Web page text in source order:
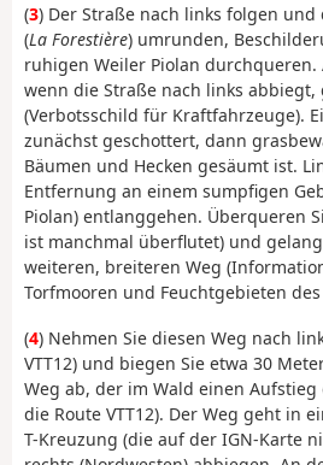
(3) Der Straße nach links folgen und
(La Forestière) umrunden,
ruhigen Weiler Piolan durchqueren.
wenn die Straße nach links
(Verbotsschild für Kraftfahrzeuge).
zunächst geschottert, dann
Bäumen und Hecken gesäumt ist.
Entfernung an einem sumpfigen
Piolan) entlanggehen. Überqueren
ist manchmal überflutet) und
weiteren, breiteren Weg
Torfmooren und Feuchtgebieten des
(4) Nehmen Sie diesen Weg nach
VTT12) und biegen Sie etwa 30
Weg ab, der im Wald einen
die Route VTT12). Der Weg geht in
T-Kreuzung (die auf der IGN-Karte